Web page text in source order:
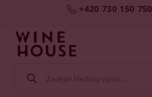
+420 730 150 750